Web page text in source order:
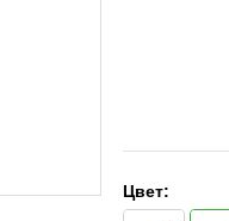
Цвет: